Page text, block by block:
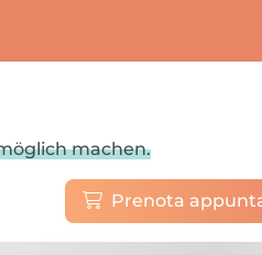
machen.
Prenota